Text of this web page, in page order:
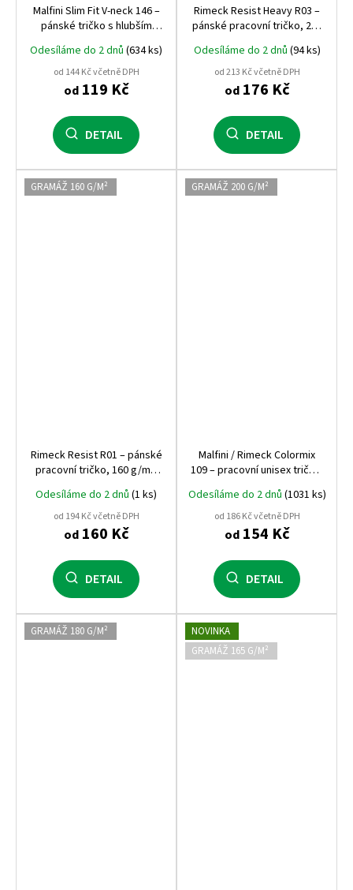
Malfini Slim Fit V‑neck 146 –
pánské tričko s hlubším
výstřihem do V, 180 g/m²,
100% bavlna, silikonová
úprava
Odesíláme do 2 dnů (634 ks)
od 144 Kč včetně DPH
od119 Kč
DETAIL
Rimeck Resist Heavy R03 –
pánské pracovní tričko, 200
g/m², 100% předsrážená
bavlna, vysoká odolnost
Odesíláme do 2 dnů (94 ks)
od 213 Kč včetně DPH
od176 Kč
DETAIL
GRAMÁŽ 160 G/M²
Rimeck Resist R01 – pánské
pracovní tričko, 160 g/m²,
100% předsrážená bavlna,
praní až na 95 °C
Odesíláme do 2 dnů (1 ks)
od 194 Kč včetně DPH
od160 Kč
DETAIL
GRAMÁŽ 200 G/M²
Malfini / Rimeck Colormix
109 – pracovní unisex tričko,
dvoubarevné, 100% bavlna
Odesíláme do 2 dnů (1031 ks)
od 186 Kč včetně DPH
od154 Kč
DETAIL
GRAMÁŽ 180 G/M²
NOVINKA
GRAMÁŽ 165 G/M²